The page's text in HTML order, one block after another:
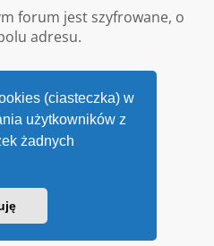
(ciasteczka) w
użytkowników z
żadnych
forum jest szyfrowane, o
adresu.
v118